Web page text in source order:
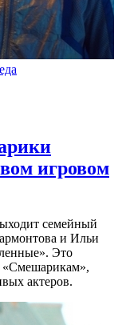
игровом
семейный
и Ильи
Это
актеров.